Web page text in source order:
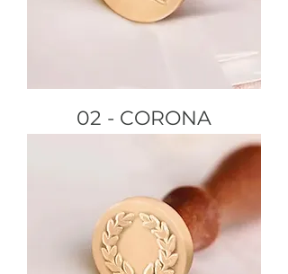
02 - CORONA